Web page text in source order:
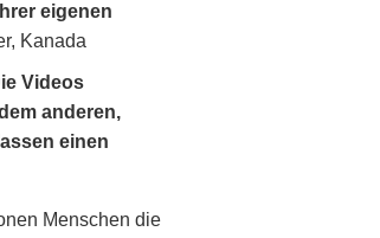
eigenen
Kanada
Videos
anderen,
einen
Menschen die